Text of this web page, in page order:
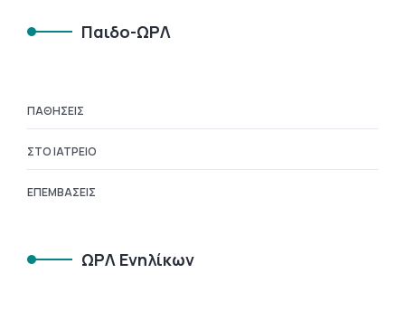
Παιδο-ΩΡΛ
ΠΑΘΉΣΕΙΣ
ΣΤΟ ΙΑΤΡΕΊΟ
ΕΠΕΜΒΆΣΕΙΣ
ΩΡΛ Ενηλίκων